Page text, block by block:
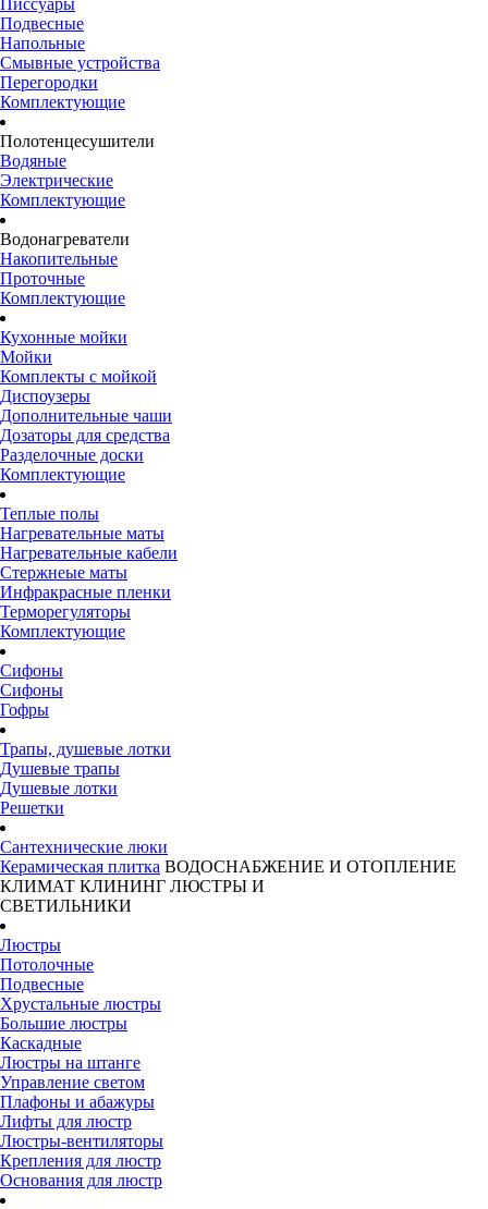
Писсуары
Подвесные
Напольные
Смывные устройства
Перегородки
Комплектующие
Полотенцесушители
Водяные
Электрические
Комплектующие
Водонагреватели
Накопительные
Проточные
Комплектующие
Кухонные мойки
Мойки
Комплекты с мойкой
Диспоузеры
Дополнительные чаши
Дозаторы для средства
Разделочные доски
Комплектующие
Теплые полы
Нагревательные маты
Нагревательные кабели
Стержнеые маты
Инфракрасные пленки
Терморегуляторы
Комплектующие
Сифоны
Сифоны
Гофры
Трапы, душевые лотки
Душевые трапы
Душевые лотки
Решетки
Сантехнические люки
Керамическая плитка ВОДОСНАБЖЕНИЕ И ОТОПЛЕНИЕ
КЛИМАТ КЛИНИНГ ЛЮСТРЫ И
СВЕТИЛЬНИКИ
Люстры
Потолочные
Подвесные
Хрустальные люстры
Большие люстры
Каскадные
Люстры на штанге
Управление светом
Плафоны и абажуры
Лифты для люстр
Люстры-вентиляторы
Крепления для люстр
Основания для люстр